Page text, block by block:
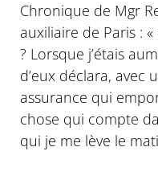
Chronique de Mgr
auxiliaire de Paris :
? Lorsque j’étais
d’eux déclara, avec
assurance qui
chose qui compte
qui je me lève le